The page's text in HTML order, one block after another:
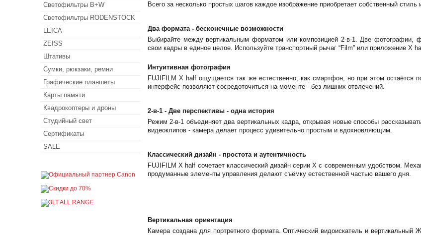
Всего за несколько простых шагов каждое изображение приобретает собственный стиль
Два формата - бесконечные возможности
Выбирайте между вертикальным форматом или композицией 2-в-1. Две фотографии,
свои кадры в единое целое. Используйте транспортный рычаг “Film” или приложение X
Интуитивная фотография
FUJIFILM X half ощущается так же естественно, как смартфон, но при этом остаётся
интерфейс позволяют сосредоточиться на моменте - без лишних отвлечений.
2-в-1 - Две перспективы - одна история
Режим 2-в-1 объединяет два вертикальных кадра, открывая новые способы
видеоклипов - камера делает процесс удивительно простым и вдохновляющим.
Классический дизайн - простота и аутентичность
FUJIFILM X half сочетает классический дизайн серии X с современным удобством.
продуманные элементы управления делают съёмку естественной частью вашего дня.
Вертикальная ориентация
Камера создана для портретного формата. Оптический видоискатель и вертикальный
Светофильтры B+W
Светофильтры RODENSTOCK
LEICA
ZEISS
Штативы
Сумки, рюкзаки, ремни
Графические планшеты
Карты памяти
Квадрокоптеры и дроны
Студийный свет
Сертификаты
SALE